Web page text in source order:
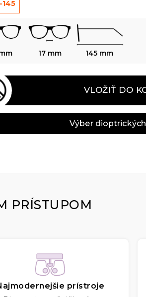
145
17 mm 145 mm
VLOŽIŤ DO
Výber
PRÍSTUPOM
prístroje